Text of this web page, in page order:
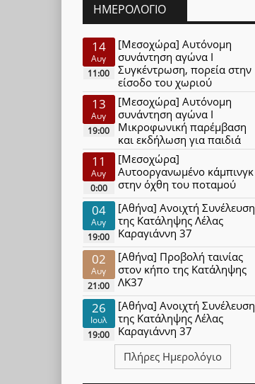
ΗΜΕΡΟΛΌΓΙΟ
14
Αυγ
11:00
[Μεσοχώρα] Αυτόνομη
συνάντηση αγώνα Ι
Συγκέντρωση, πορεία στην
είσοδο του χωριού
13
Αυγ
19:00
[Μεσοχώρα] Αυτόνομη
συνάντηση αγώνα Ι
Μικροφωνική παρέμβαση
και εκδήλωση για παιδιά
11
Αυγ
0:00
[Μεσοχώρα]
Αυτοοργανωμένο κάμπινγκ
στην όχθη του ποταμού
04
Αυγ
19:00
[Αθήνα] Ανοιχτή Συνέλευση
της Κατάληψης Λέλας
Καραγιάννη 37
02
Αυγ
21:00
[Αθήνα] Προβολή ταινίας
στον κήπο της Κατάληψης
ΛΚ37
26
Ιουλ
19:00
[Αθήνα] Ανοιχτή Συνέλευση
της Κατάληψης Λέλας
Καραγιάννη 37
Πλήρες Ημερολόγιο